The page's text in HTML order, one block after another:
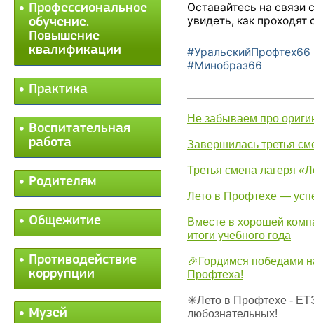
Профессиональное
обучение.
Повышение
квалификации
Практика
Воспитательная
работа
Родителям
Общежитие
Противодействие
коррупции
Музей
Оставайтесь на связи
увидеть, как
#УральскийПрофтех66
#Минобраз66
Не забываем про
Завершилась третья
Третья смена лагеря
Лето в Профтехе —
Вместе в хорошей
итоги учебного года
🎉Гордимся победами
Профтеха!
☀Лето в Профтехе -
любознательных!